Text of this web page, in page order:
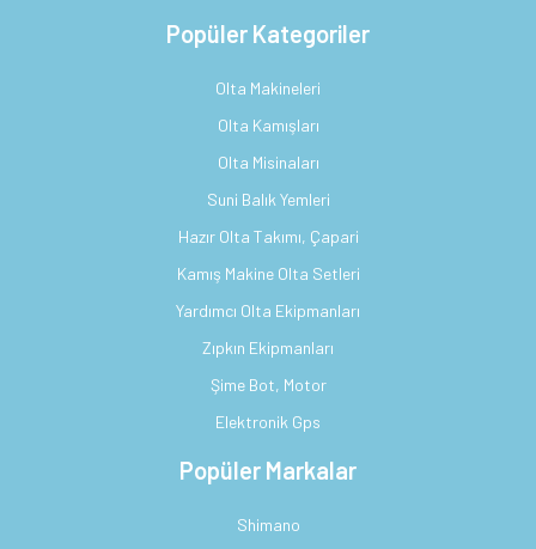
Popüler Kategoriler
Olta Makineleri
Olta Kamışları
Olta Misinaları
Suni Balık Yemleri
Hazır Olta Takımı, Çapari
Kamış Makine Olta Setleri
Yardımcı Olta Ekipmanları
Zıpkın Ekipmanları
Şime Bot, Motor
Elektronik Gps
Popüler Markalar
Shimano